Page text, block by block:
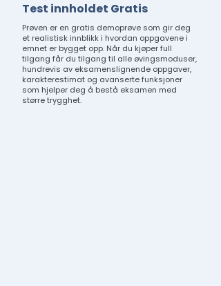
Test innholdet Gratis
Prøven er en gratis demoprøve som gir deg
et realistisk innblikk i hvordan oppgavene i
emnet er bygget opp. Når du kjøper full
tilgang får du tilgang til alle øvingsmoduser,
hundrevis av eksamenslignende oppgaver,
karakterestimat og avanserte funksjoner
som hjelper deg å bestå eksamen med
større trygghet.